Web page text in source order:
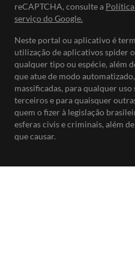
reCAPTCHA, consulte a
serviço do Google.
Neste portal ou aplicativo é
utilização de aplicativos spider
qualquer tipo ou espécie, além
que atue de modo
massificadas, para qualquer
terceiros e para quaisquer
quem o fizer à legislação
esferas civis e criminais, além
que causar.